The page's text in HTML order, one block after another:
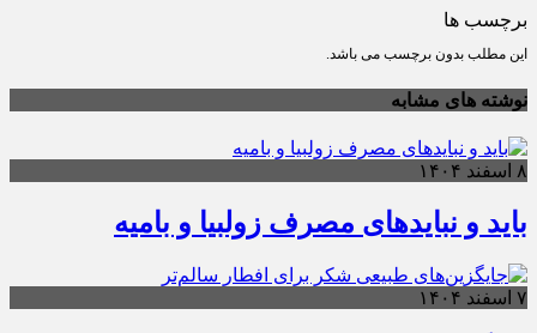
برچسب ها
این مطلب بدون برچسب می باشد.
نوشته های مشابه
۸ اسفند ۱۴۰۴
باید و نبایدهای مصرف زولبیا و بامیه
۷ اسفند ۱۴۰۴